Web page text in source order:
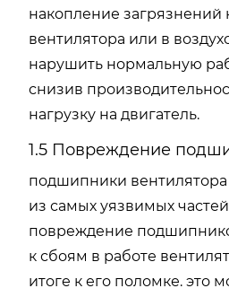
накопление загрязнений
вентилятора или в
нарушить нормальную
снизив
нагрузку на двигатель.
1.5 Повреждение
подшипники
из самых уязвимых
повреждение
к сбоям в работе
итоге к его поломке. это